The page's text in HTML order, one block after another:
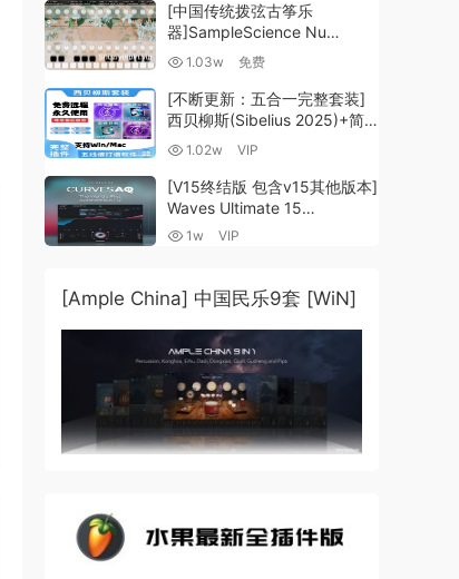
[中国传统拨弦古筝乐
器]SampleScience Nu
Guzheng v2.0 x64 VST
VST3 AU DECENT SAMPLER
[WiN, MacOSX]（158MB)
1.03w 免费
[不断更新：五合一完整套装]
西贝柳斯(Sibelius 2025)+简
谱插件V8+图片识别+音频识别
MacOSX]（80.48GB+）
1.02w VIP
[V15终结版 包含v15其他版本]
Waves Ultimate 15
v25.05.27+一键安装版+安装
（4.1GB+10.2GB+9.6GB）
1w VIP
[Ample China] 中国民乐9套 [WiN]